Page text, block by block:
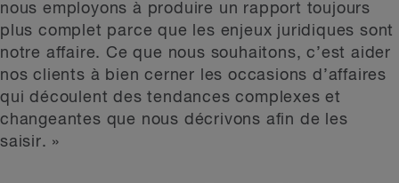
nous employons à produire un rapport toujours
plus complet parce que les enjeux juridiques sont
notre affaire. Ce que nous souhaitons, c’est aider
nos clients à bien cerner les occasions d’affaires
qui découlent des tendances complexes et
changeantes que nous décrivons afin de les
saisir. »